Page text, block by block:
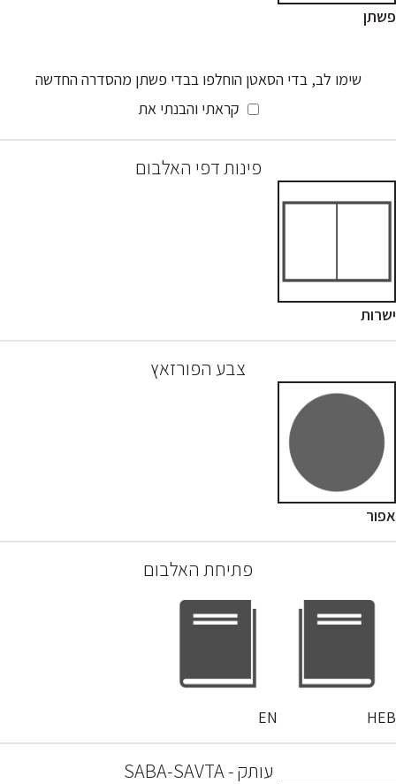
פשתן
שימו לב, בדי הסאטן הוחלפו בבדי פשתן מהסדרה החדשה
קראתי והבנתי את
פינות דפי האלבום
ישרות
צבע הפורזאץ
אפור
פתיחת האלבום
HEB
EN
עותק - SABA-SAVTA